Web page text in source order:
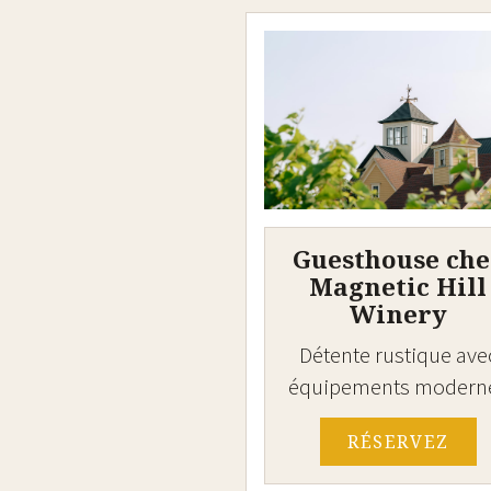
Guesthouse
Magnetic Hill
Winery
Détente rustique
équipements
RÉSERVEZ